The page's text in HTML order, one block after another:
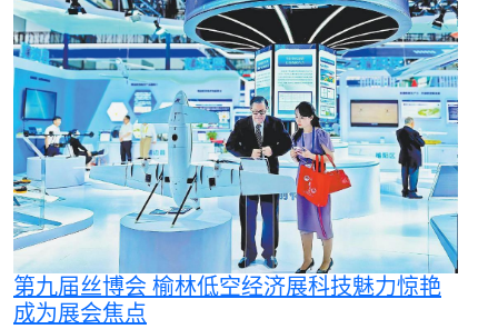
第九届丝博会 榆林低空经济展科技魅力惊艳
成为展会焦点